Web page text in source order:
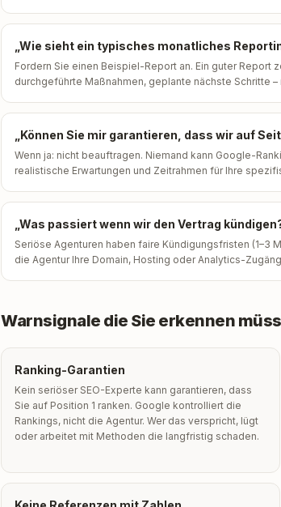
„Wie sieht ein typisches monatliches
Fordern Sie einen Beispiel-Report an. Ein guter Report
durchgeführte Maßnahmen, geplante nächste Schritte
„Können Sie mir garantieren, dass wir auf
Wenn ja: nicht beauftragen. Niemand kann Google-
realistische Erwartungen und Zeitrahmen für Ihre
„Was passiert wenn wir den Vertrag
Seriöse Agenturen haben faire Kündigungsfristen (1–3
die Agentur Ihre Domain, Hosting oder Analytics-
Warnsignale die Sie erkennen
Ranking-Garantien
Kein seriöser SEO-Experte kann garantieren, dass
Sie auf Position 1 ranken. Google kontrolliert die
Rankings, nicht die Agentur. Wer das verspricht, lügt
oder arbeitet mit Methoden die langfristig schaden.